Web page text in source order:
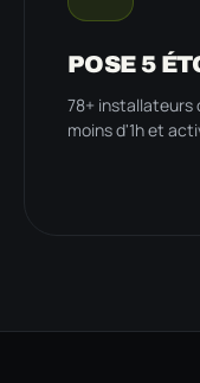
POSE 5
78+ installateurs
moins d'1h et